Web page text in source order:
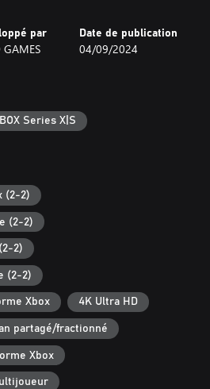
par
GAMES
Date de publication
04/09/2024
Series X|S
(2-2)
(2-2)
2)
(2-2)
Xbox 4K Ultra HD
partagé/fractionné
Xbox